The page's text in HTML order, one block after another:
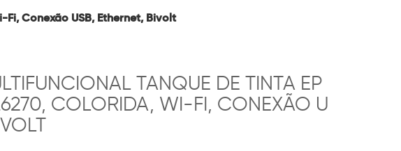
Conexão USB, Ethernet, Bivolt
TANQUE DE TINTA EP
COLORIDA, WI-FI, CONEXÃO U